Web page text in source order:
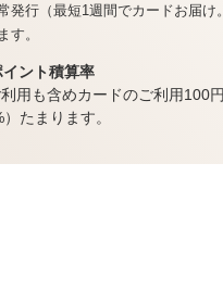
発行（最短1週間でカードお届け
す。
ント積算率
用も含めカードのご利用100
たまります。